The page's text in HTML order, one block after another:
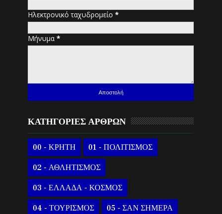
Ηλεκτρονικό ταχυδρομείο*
Μήνυμα*
ΚΑΤΗΓΟΡΙΕΣ ΑΡΘΡΩΝ
00 - ΚΡΗΤΗ 01 - ΠΟΛΙΤΙΣΜΟΣ
02 - ΑΘΛΗΤΙΣΜΟΣ
03 - ΕΛΛΑΔΑ - ΚΟΣΜΟΣ
04 - ΤΟΥΡΙΣΜΟΣ 05 - ΣΑΝ ΣΗΜΕΡΑ